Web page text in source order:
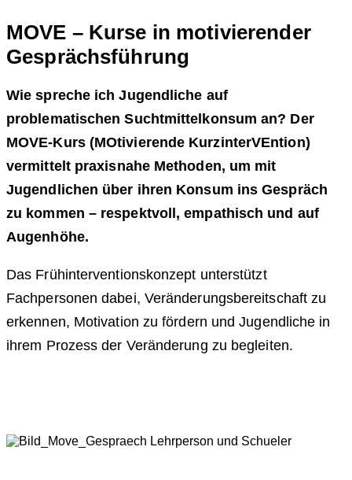
MOVE – Kurse in motivierender
Gesprächsführung
Wie spreche ich Jugendliche auf
problematischen Suchtmittelkonsum an? Der
MOVE-Kurs (MOtivierende KurzinterVEntion)
vermittelt praxisnahe Methoden, um mit
Jugendlichen über ihren Konsum ins Gespräch
zu kommen – respektvoll, empathisch und auf
Augenhöhe.
Das Frühinterventionskonzept unterstützt
Fachpersonen dabei, Veränderungsbereitschaft zu
erkennen, Motivation zu fördern und Jugendliche in
ihrem Prozess der Veränderung zu begleiten.